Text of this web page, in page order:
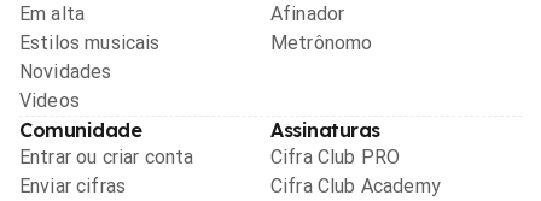
Em alta
Estilos musicais
Novidades
Videos
Afinador
Metrônomo
Comunidade
Entrar ou criar conta
Enviar cifras
Assinaturas
Cifra Club PRO
Cifra Club Academy